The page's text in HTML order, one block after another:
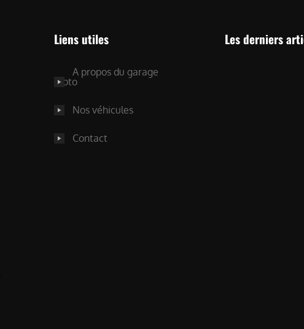
Liens utiles
A propos du garage
moto
Nos véhicules
Contact
Les derniers